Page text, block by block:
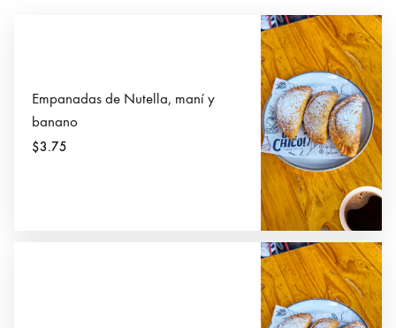
Empanadas de Nutella, maní y
banano
$3.75